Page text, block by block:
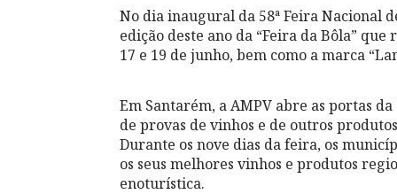
No dia inaugural da 58ª Feira Nacional
edição deste ano da “Feira da Bôla”
17 e 19 de junho, bem como a marca
Em Santarém, a AMPV abre as portas
de provas de vinhos e de outros
Durante os nove dias da feira, os
os seus melhores vinhos e produtos
enoturística.